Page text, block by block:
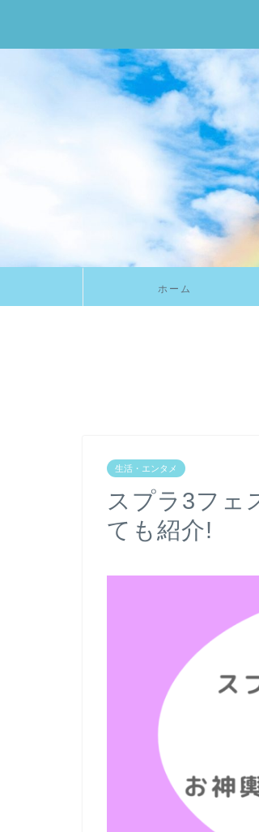
ホーム
生活・エンタメ
スプラ3フェ
ても紹介!